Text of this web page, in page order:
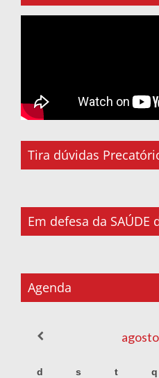
Tira dúvidas
Em defesa da SAÚDE
Agenda
agosto
d s t q